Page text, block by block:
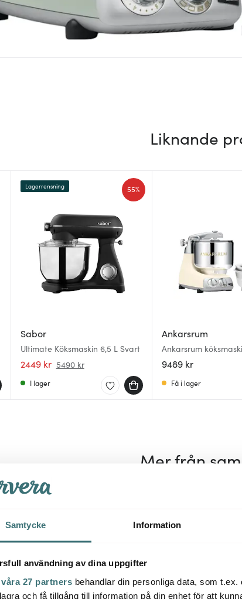
Samtycke Information
användning av dina uppgifter
våra 27 partners behandlar din personliga data, som
och få tillgång till information på din enhet för att
Liknande
Sabor
Ultimate Köksmaskin 6,5 L Svart
2449 kr 5490 kr
55%
Lagerrensning
I lager
Ankarsrum
Ankarsrum
Light + Glassmaskin
9489 kr
Få i lager
Mer från